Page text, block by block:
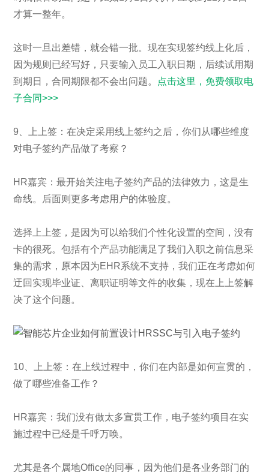
才算一整年。
这时一旦出差错，就会错一批。现在实现签约线上化后，
因为规则已经写好，只要输入员工入职日期，后续试用期
到期日，合同期限都不会出问题。 点击这里，免费领取电
子合同>>>
9、上上签：在决定采用线上签约之后，你们从哪些维度
对电子签约产品做了考察？
HR嘉宾：最开始关注电子签约产品的法律效力，这是生
命线。后面则更多考虑用户的体验度。
选择上上签，是因为可以给我们个性化设置的空间，没有
卡的很死。包括有个产品功能满足了我们入职之前信息采
集的需求，原本因为EHR系统不支持，我们正在考虑如何
迂回实现毕业证、离职证明等文件的收集，现在上上签解
决了这个问题。
10、上上签：在上线过程中，你们在内部是如何宣贯的，
做了哪些准备工作？
HR嘉宾：我们没有做太多宣贯工作，电子签约项目在实
施过程中已经是千呼万唤。
尤其是各个属地Office的同事，因为他们是各业务部门的